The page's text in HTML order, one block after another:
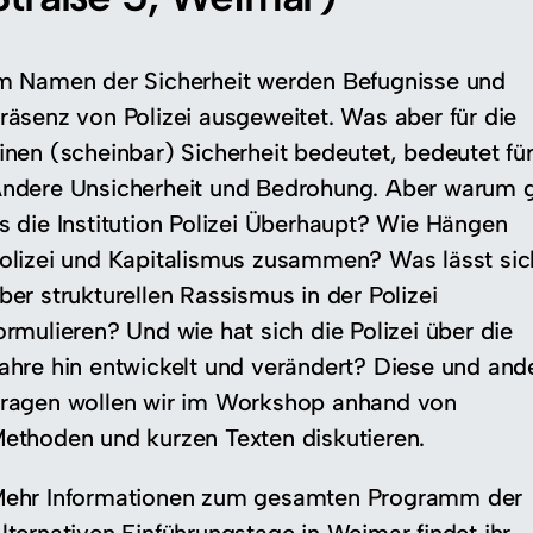
Namen der Sicherheit werden Befugnisse und
von Polizei ausgeweitet. Was aber für die
(scheinbar) Sicherheit bedeutet, bedeutet für
Unsicherheit und Bedrohung. Aber warum
die Institution Polizei Überhaupt? Wie Hängen
und Kapitalismus zusammen? Was lässt
strukturellen Rassismus in der Polizei
Und wie hat sich die Polizei über die
hin entwickelt und verändert? Diese und
wollen wir im Workshop anhand von
und kurzen Texten diskutieren.
Informationen zum gesamten Programm der